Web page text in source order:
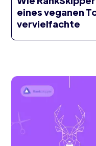
eines veganen
vervielfachte